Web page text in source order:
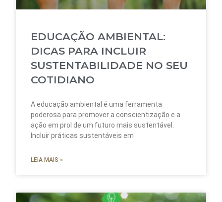
EDUCAÇÃO AMBIENTAL:
DICAS PARA INCLUIR
SUSTENTABILIDADE NO SEU
COTIDIANO
A educação ambiental é uma ferramenta
poderosa para promover a conscientização e a
ação em prol de um futuro mais sustentável.
Incluir práticas sustentáveis em
LEIA MAIS »